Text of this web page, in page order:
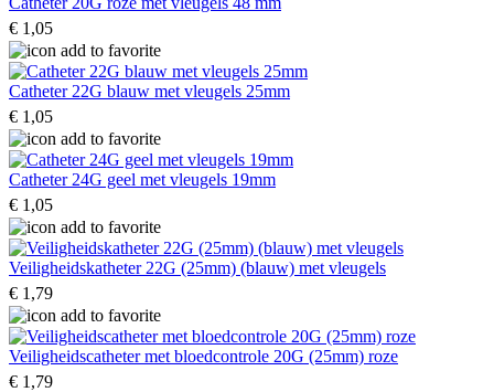
€ 1,05
Catheter 22G blauw met vleugels 25mm
€ 1,05
Catheter 24G geel met vleugels 19mm
€ 1,05
Veiligheidskatheter 22G (25mm) (blauw) met vleugels
€ 1,79
Veiligheidscatheter met bloedcontrole 20G (25mm) roze
€ 1,79